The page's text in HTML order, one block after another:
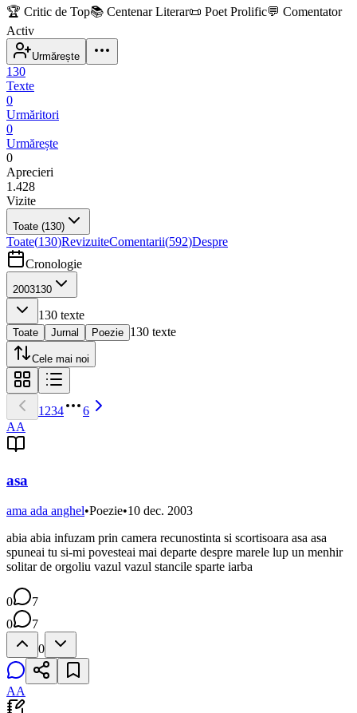
🏆 Critic de Top📚 Centenar Literar📜 Poet Prolific💬 Comentator
Activ
Urmărește
130
Texte
0
Urmăritori
0
Urmărește
0
Aprecieri
1.428
Vizite
Toate (130)
Toate(130)RevizuiteComentarii(592)Despre
Cronologie
2003130
130 texte
Toate Jurnal Poezie 130 texte
Cele mai noi
1 234
6
AA
asa
ama ada anghel•Poezie•10 dec. 2003
abia abia infuzam prin camera recunostinta si scortisoara asa asa
spuneai tu si-mi povesteai mai departe despre marele lup un menhir
solitar de orgoliu vazul vazul stancile sparte iarba
0
7
0
7
0
AA